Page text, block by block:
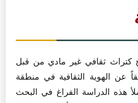
كتراث ثقافي غير مادي من قبل
عن الهوية الثقافية في منطقة
هذه الدراسة الفراغ في البحث